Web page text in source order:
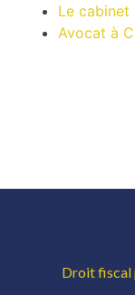
Le cabinet
Avocat à
Droit fiscal